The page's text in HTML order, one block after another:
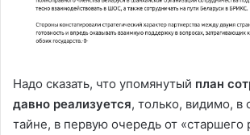
Надо сказать, что упомянутый план
давно реализуется, только, видимо, в
тайне, в первую очередь от «старшего